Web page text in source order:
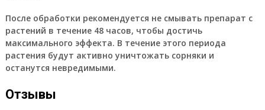
После обработки рекомендуется не смывать препарат с
растений в течение 48 часов, чтобы достичь
максимального эффекта. В течение этого периода
растения будут активно уничтожать сорняки и
останутся невредимыми.
Отзывы